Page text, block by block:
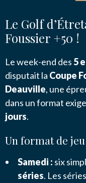
Le Golf
Foussier +50 !
Le week-end des 5
disputait la Coupe
Deauville, une
dans un format
jours.
Un format de
Samedi : six
séries. Les
ACTUALITÉS
NOUS
Message *